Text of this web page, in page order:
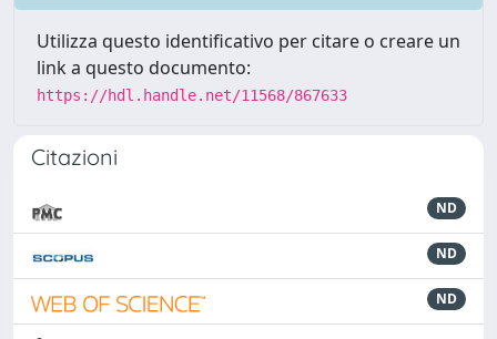
Utilizza questo identificativo per citare o creare un
link a questo documento:
https://hdl.handle.net/11568/867633
Citazioni
ND
ND
ND